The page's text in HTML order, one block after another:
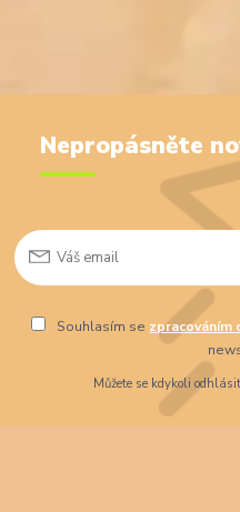
Nepropásněte
Souhlasím se zpracováním
Můžete se kdykoli